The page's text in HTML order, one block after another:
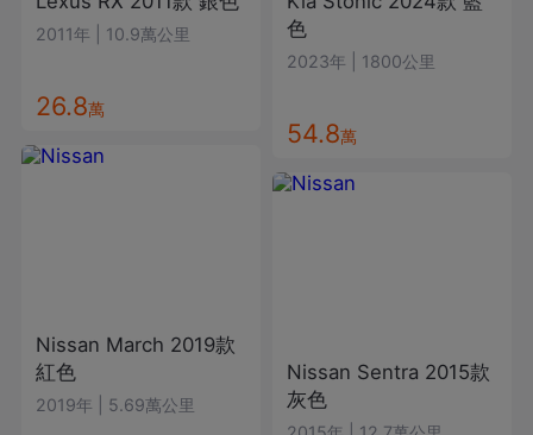
2011年 10.9萬公里
26.8萬
Nissan March 2019款
紅色
2019年 5.69萬公里
色
2023年 1800公里
54.8萬
Nissan Sentra 2015款
灰色